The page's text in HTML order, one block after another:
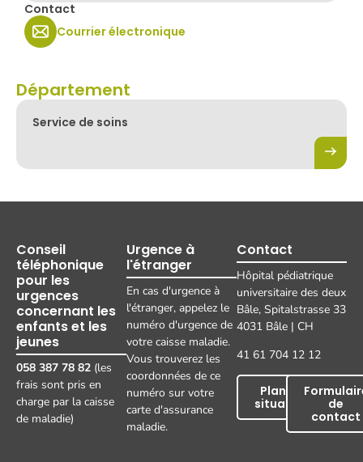
Contact
Courrier électronique
Département
Service de soins
Conseil
téléphonique
pour les
urgences
concernant les
enfants et les
jeunes
058 387 78 82 (les
frais sont pris en
charge par la caisse
de maladie)
Urgence à
l'étranger
En cas d'urgence à
l'étranger, appelez le
numéro d'urgence de
votre caisse maladie.
Vous trouverez les
coordonnées de ce
numéro sur votre
carte d'assurance
maladie.
Contact
Hôpital pédiatrique
universitaire des deux
Bâle, Spitalstrasse 33
4031 Bâle | CH
41 61 704 12 12
Plan de
situation
de
contact